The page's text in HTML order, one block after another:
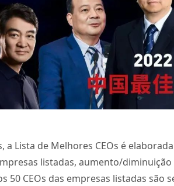
Lista de Melhores CEOs é
listadas, aumento/
50 CEOs das empresas listadas